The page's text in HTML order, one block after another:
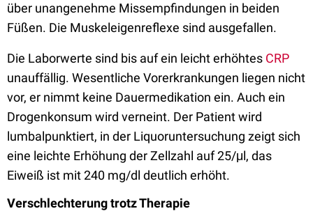
über unangenehme Missempfindungen in beiden
Füßen. Die Muskeleigenreflexe sind ausgefallen.
Die Laborwerte sind bis auf ein leicht erhöhtes CRP
unauffällig. Wesentliche Vorerkrankungen liegen nicht
vor, er nimmt keine Dauermedikation ein. Auch ein
Drogenkonsum wird verneint. Der Patient wird
lumbalpunktiert, in der Liquoruntersuchung zeigt sich
eine leichte Erhöhung der Zellzahl auf 25/μl, das
Eiweiß ist mit 240 mg/dl deutlich erhöht.
Verschlechterung trotz Therapie